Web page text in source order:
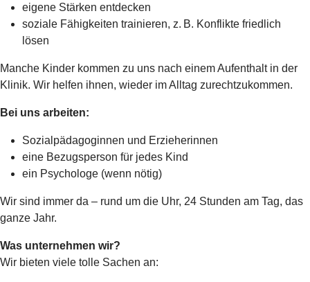
eigene Stärken entdecken
soziale Fähigkeiten trainieren, z. B. Konflikte friedlich
lösen
Manche Kinder kommen zu uns nach einem Aufenthalt in der
Klinik. Wir helfen ihnen, wieder im Alltag zurechtzukommen.
Bei uns arbeiten:
Sozialpädagoginnen und Erzieherinnen
eine Bezugsperson für jedes Kind
ein Psychologe (wenn nötig)
Wir sind immer da – rund um die Uhr, 24 Stunden am Tag, das
ganze Jahr.
Was unternehmen wir?
Wir bieten viele tolle Sachen an: